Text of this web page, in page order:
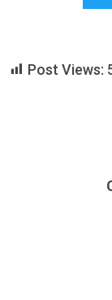
Post Views: